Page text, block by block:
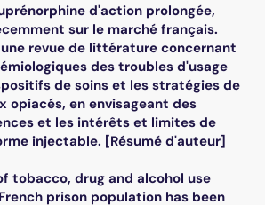
d'action prolongée,
sur le marché français.
revue de littérature concernant
des troubles d'usage
de soins et les stratégies de
opiacés, en envisageant des
et les intérêts et limites de
injectable. [Résumé d'auteur]
tobacco, drug and alcohol use
prison population has been